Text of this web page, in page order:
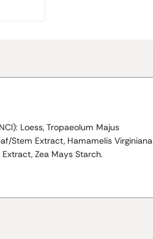
Loess, Tropaeolum Majus
Stem Extract, Hamamelis Virginiana
Zea Mays Starch.